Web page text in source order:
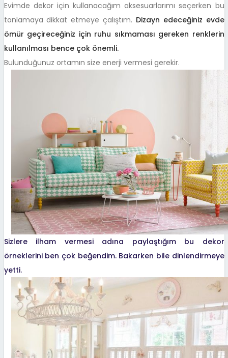
Evimde dekor için kullanacağım aksesuarlarımı seçerken bu
tonlamaya dikkat etmeye çalıştım. Dizayn edeceğiniz evde
ömür geçireceğiniz için ruhu sıkmaması gereken renklerin
kullanılması bence çok önemli.
Bulunduğunuz ortamın size enerji vermesi gerekir.
Sizlere ilham vermesi adına paylaştığım bu dekor
örneklerini ben çok beğendim. Bakarken bile dinlendirmeye
yetti.